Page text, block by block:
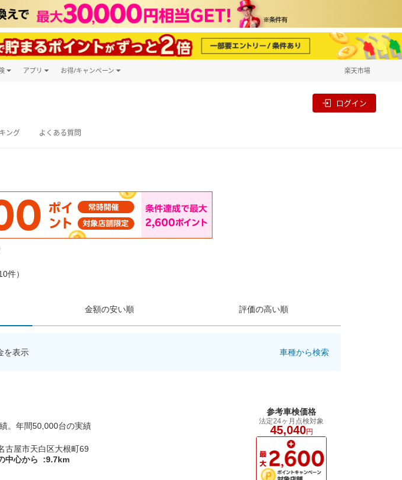
アプリ お得/キャンペーン 楽天市場
ログイン
ング よくある質問
件）
金額の安い順 評価の高い順
を表示 車種から検索
。年間50,000台の実績
古屋市天白区大根町69
中心から
:9.7km
参考車検価格
法定24ヶ月点検対象
45,040円